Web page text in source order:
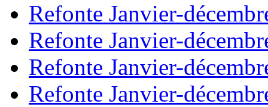
Refonte Janvier-
Refonte Janvier-
Refonte Janvier-
Refonte Janvier-